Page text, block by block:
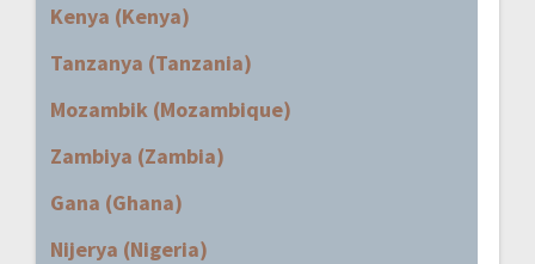
Kenya (Kenya)
Tanzanya (Tanzania)
Mozambik (Mozambique)
Zambiya (Zambia)
Gana (Ghana)
Nijerya (Nigeria)